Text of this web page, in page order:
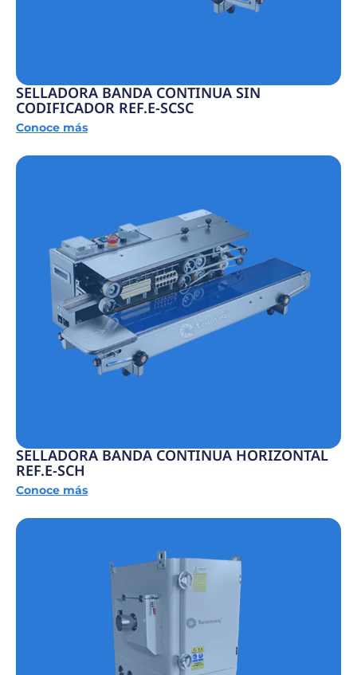
SELLADORA BANDA CONTINUA SIN
CODIFICADOR REF.E-SCSC
Conoce más
SELLADORA BANDA CONTINUA HORIZONTAL
REF.E-SCH
Conoce más